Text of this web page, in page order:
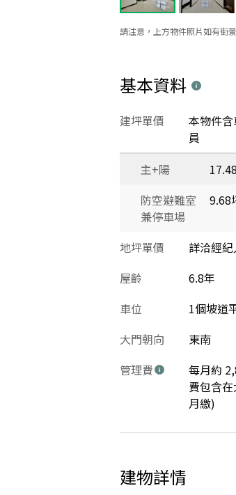
請注意，上方物件照片如有街
基本資料
建坪單價
本物件
員
主+陽
防空避難室
兼停車場
9.68
地坪單價 詳洽經紀
屋齡
6.8年
車位
1個坡道
大門朝向
東南
管理費
每月約
費包含
月繳)
建物詳情